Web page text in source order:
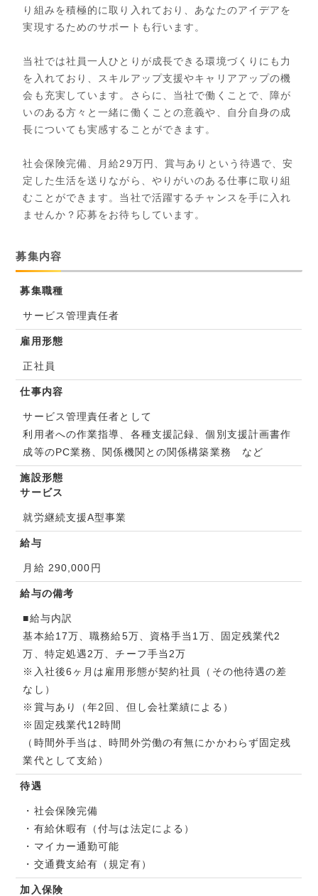
り組みを積極的に取り入れており、あなたのアイデアを
実現するためのサポートも行います。
当社では社員一人ひとりが成長できる環境づくりにも力
を入れており、スキルアップ支援やキャリアアップの機
会も充実しています。さらに、当社で働くことで、障が
いのある方々と一緒に働くことの意義や、自分自身の成
長についても実感することができます。
社会保険完備、月給29万円、賞与ありという待遇で、安
定した生活を送りながら、やりがいのある仕事に取り組
むことができます。当社で活躍するチャンスを手に入れ
ませんか？応募をお待ちしています。
募集内容
募集職種
サービス管理責任者
雇用形態
正社員
仕事内容
サービス管理責任者として
利用者への作業指導、各種支援記録、個別支援計画書作
成等のPC業務、関係機関との関係構築業務 など
施設形態
サービス
就労継続支援A型事業
給与
月給 290,000円
給与の備考
■給与内訳
基本給17万、職務給5万、資格手当1万、固定残業代2
万、特定処遇2万、チーフ手当2万
※入社後6ヶ月は雇用形態が契約社員（その他待遇の差
なし）
※賞与あり（年2回、但し会社業績による）
※固定残業代12時間
（時間外手当は、時間外労働の有無にかかわらず固定残
業代として支給）
待遇
・社会保険完備
・有給休暇有（付与は法定による）
・マイカー通勤可能
・交通費支給有（規定有）
加入保険